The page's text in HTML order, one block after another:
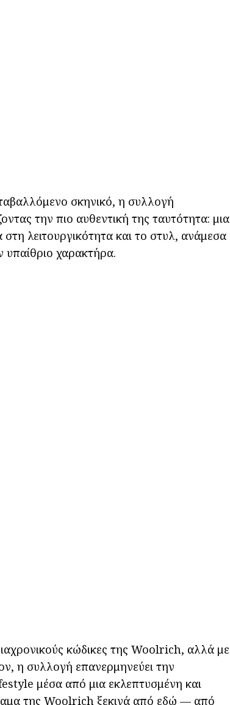
σκηνικό, η συλλογή
την πιο αυθεντική της ταυτότητα: μια
λειτουργικότητα και το στυλ, ανάμεσα
υπαίθριο χαρακτήρα.
κώδικες της Woolrich, αλλά με
η συλλογή επανερμηνεύει την
μέσα από μια εκλεπτυσμένη και
της Woolrich ξεκινά από εδώ — από